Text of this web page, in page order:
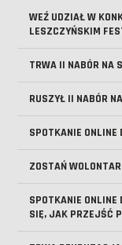
WEŹ UDZIAŁ W
LESZCZYŃSKIM
TRWA II NABÓR NA
RUSZYŁ II NABÓR
SPOTKANIE
ZOSTAŃ
SPOTKANIE
SIĘ, JAK PRZEJŚĆ